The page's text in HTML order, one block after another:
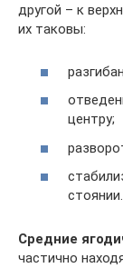
другой – к
их таковы:
центру;
стоянии.
Средние
частично